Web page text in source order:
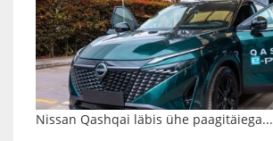
Nissan Qashqai läbis ühe paagitäiega...